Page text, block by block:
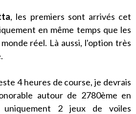
, les premiers sont arrivés cet
en même temps que les
réel. Là aussi, l'option très
4 heures de course, je devrais
autour de 2780ème en
2 jeux de voiles